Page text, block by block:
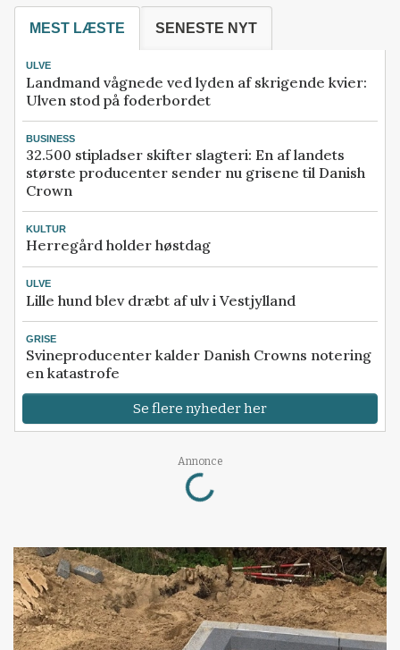
MEST LÆSTE SENESTE NYT
ULVE
Landmand vågnede ved lyden af skrigende kvier:
Ulven stod på foderbordet
BUSINESS
32.500 stipladser skifter slagteri: En af landets
største producenter sender nu grisene til Danish
Crown
KULTUR
Herregård holder høstdag
ULVE
Lille hund blev dræbt af ulv i Vestjylland
GRISE
Svineproducenter kalder Danish Crowns notering
en katastrofe
Se flere nyheder her
Annonce
Loading...